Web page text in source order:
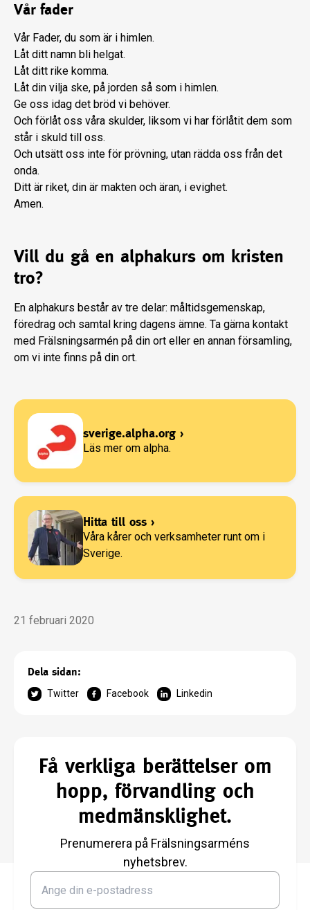
Vår fader
Vår Fader, du som är i himlen.
Låt ditt namn bli helgat.
Låt ditt rike komma.
Låt din vilja ske, på jorden så som i himlen.
Ge oss idag det bröd vi behöver.
Och förlåt oss våra skulder, liksom vi har förlåtit dem som
står i skuld till oss.
Och utsätt oss inte för prövning, utan rädda oss från det
onda.
Ditt är riket, din är makten och äran, i evighet.
Amen.
Vill du gå en alphakurs om kristen
tro?
En alphakurs består av tre delar: måltidsgemenskap,
föredrag och samtal kring dagens ämne. Ta gärna kontakt
med Frälsningsarmén på din ort eller en annan församling,
om vi inte finns på din ort.
sverige.alpha.org ›
Läs mer om alpha.
Hitta till oss ›
Våra kårer och verksamheter runt om i
Sverige.
21 februari 2020
Dela sidan:
Twitter Facebook Linkedin
Få verkliga berättelser om
hopp, förvandling och
medmänsklighet.
Prenumerera på Frälsningsarméns
nyhetsbrev.